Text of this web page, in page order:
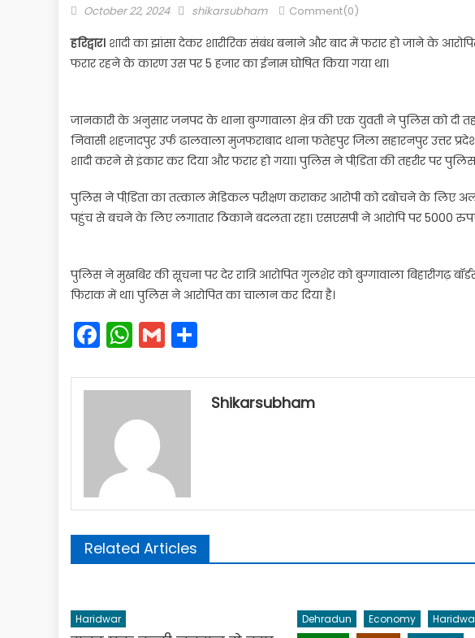
Posted
October 22, 2024 Author
shikarsubham Comment(0)
हरिद्वार। शादी का झांसा देकर शारीरिक संबंध बनाने और बाद में फरार हो जाने के
फरार रहने के कारण उस पर 5 हजार का ईनाम घोषित किया गया था।
जानकारी के अनुसार जनपद के थाना बुग्गावाला क्षेत्र की एक युवती ने पुलिस को दी
निवासी शहजादपुर उर्फ ढालवाला मुजफराबाद थाना फतेहपुर जिला सहारनपुर उत्तर
शादी करने से इंकार कर दिया और फरार हो गया। पुलिस ने पीडि़ता की तहरीर पर
पुलिस ने पीडि़ता का तत्काल मेडिकल परीक्षण कराकर आरोपी को दबोचने के
पहुंच से बचने के लिए लगातार ठिकाने बदलता रहा। एसएसपी ने आरोपि पर 5000
पुलिस ने मुखबिर की सूचना पर देर रात्रि आरोपित गुलशेर को बुग्गावाला बिहारीगढ़
फिराक में था। पुलिस ने आरोपित का चालान कर दिया है।
Facebook
WhatsApp
Gmail
Shikarsubham
Related Articles
Haridwar Dehradun Economy